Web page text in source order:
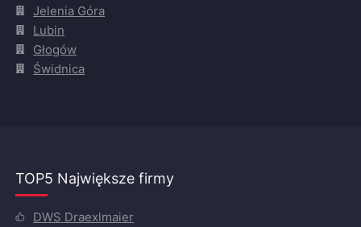
Jelenia Góra
Lubin
Głogów
Świdnica
TOP5 Największe firmy
DWS Draexlmaier